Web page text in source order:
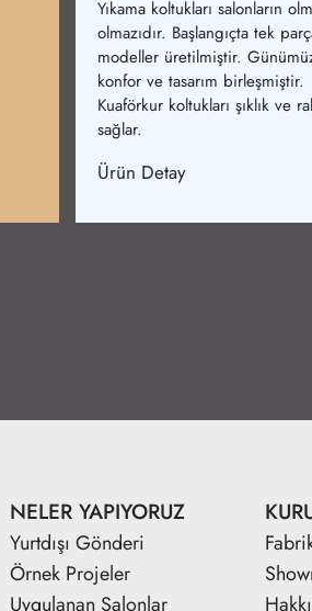
Bekleme koltuklarımız
artırır. İlk dönemlerde basit
sandalyeler vardı. Şimdi
ve şık modeller mevcuttur.
Ürünlerimiz rahatlık sağlar.
Ürün Detay
NELER YAPIYORUZ
Yurtdışı Gönderi
Örnek Projeler
Uygulanan Salonlar